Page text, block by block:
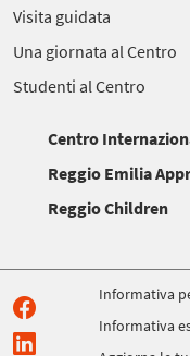
Visita guidata
Una giornata al Centro
Studenti al Centro
Centro
Reggio Emilia
Reggio Children
Informativa
Informativa